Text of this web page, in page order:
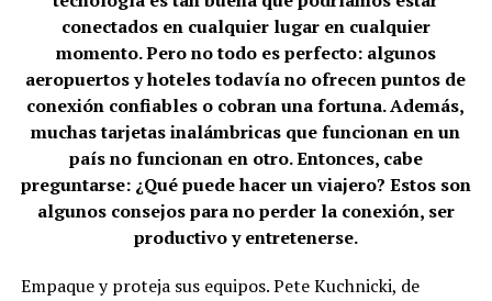
conectados en cualquier lugar en cualquier
momento. Pero no todo es perfecto: algunos
aeropuertos y hoteles todavía no ofrecen puntos de
conexión confiables o cobran una fortuna. Además,
muchas tarjetas inalámbricas que funcionan en un
país no funcionan en otro. Entonces, cabe
preguntarse: ¿Qué puede hacer un viajero? Estos son
algunos consejos para no perder la conexión, ser
productivo y entretenerse.
Empaque y proteja sus equipos. Pete Kuchnicki, de